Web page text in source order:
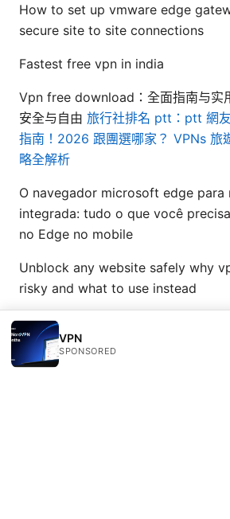
How to set up vmware edge
secure site to site connections
Fastest free vpn in india
Vpn free download：全面指南与实
安全与自由 旅行社排名 ptt：ptt 網
指南！2026 跟團選哪家？ VPNs 旅
略全解析
O navegador microsoft edge para
integrada: tudo o que você
no Edge no mobile
Unblock any website safely why
risky and what to use instead
VPN
SPONSORED